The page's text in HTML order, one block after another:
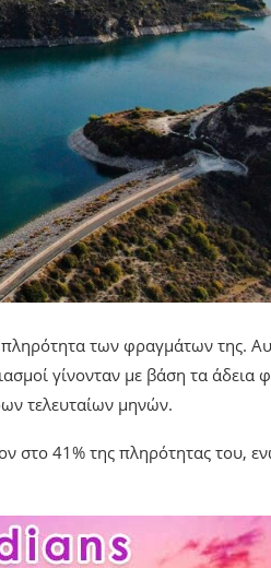
των φραγμάτων της.
γίνονταν με βάση τα άδεια
τελευταίων μηνών.
στο 41% της πληρότητας του,